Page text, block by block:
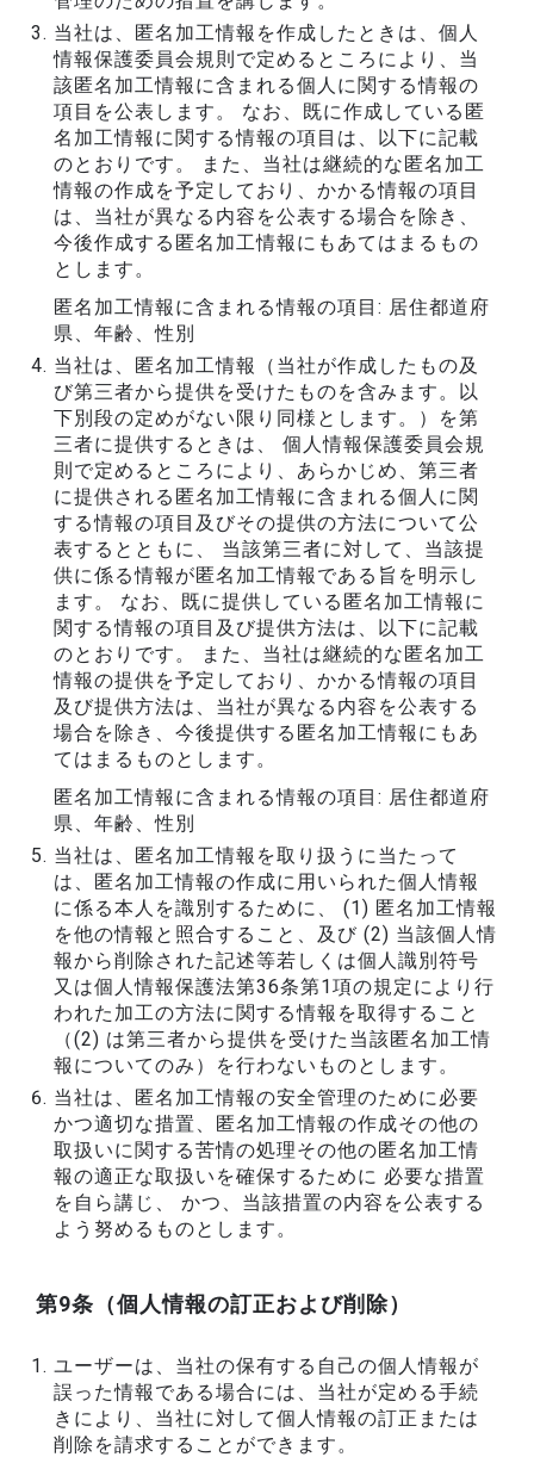
当社は、匿名加工情報を作成したときは、個人
情報保護委員会規則で定めるところにより、当
該匿名加工情報に含まれる個人に関する情報の
項目を公表します。 なお、既に作成している匿
名加工情報に関する情報の項目は、以下に記載
のとおりです。 また、当社は継続的な匿名加工
情報の作成を予定しており、かかる情報の項目
は、当社が異なる内容を公表する場合を除き、
今後作成する匿名加工情報にもあてはまるもの
とします。
匿名加工情報に含まれる情報の項目: 居住都道府
県、年齢、性別
当社は、匿名加工情報（当社が作成したもの及
び第三者から提供を受けたものを含みます。以
下別段の定めがない限り同様とします。）を第
三者に提供するときは、 個人情報保護委員会規
則で定めるところにより、あらかじめ、第三者
に提供される匿名加工情報に含まれる個人に関
する情報の項目及びその提供の方法について公
表するとともに、 当該第三者に対して、当該提
供に係る情報が匿名加工情報である旨を明示し
ます。 なお、既に提供している匿名加工情報に
関する情報の項目及び提供方法は、以下に記載
のとおりです。 また、当社は継続的な匿名加工
情報の提供を予定しており、かかる情報の項目
及び提供方法は、当社が異なる内容を公表する
場合を除き、今後提供する匿名加工情報にもあ
てはまるものとします。
匿名加工情報に含まれる情報の項目: 居住都道府
県、年齢、性別
当社は、匿名加工情報を取り扱うに当たって
は、匿名加工情報の作成に用いられた個人情報
に係る本人を識別するために、 (1) 匿名加工情報
を他の情報と照合すること、及び (2) 当該個人情
報から削除された記述等若しくは個人識別符号
又は個人情報保護法第36条第1項の規定により行
われた加工の方法に関する情報を取得すること
（(2) は第三者から提供を受けた当該匿名加工情
報についてのみ）を行わないものとします。
当社は、匿名加工情報の安全管理のために必要
かつ適切な措置、匿名加工情報の作成その他の
取扱いに関する苦情の処理その他の匿名加工情
報の適正な取扱いを確保するために 必要な措置
を自ら講じ、 かつ、当該措置の内容を公表する
よう努めるものとします。
第9条（個人情報の訂正および削除）
ユーザーは、当社の保有する自己の個人情報が
誤った情報である場合には、当社が定める手続
きにより、当社に対して個人情報の訂正または
削除を請求することができます。